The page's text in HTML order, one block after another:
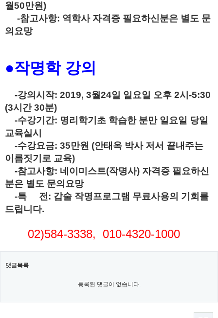
월50만원)
-참고사항: 역학사 자격증 필요하신분은 별도 문
의요망
●작명학 강의
-강의시작: 2019, 3월24일 일요일 오후 2시-5:30
(3시간 30분)
-수강기간: 명리학기초 학습한 분만 일요일 당일
교육실시
-수강요금: 35만원 (안태옥 박사 저서 끝내주는
이름짓기로 교육)
-참고사항: 네이미스트(작명사) 자격증 필요하신
분은 별도 문의요망
-특 전: 갑술 작명프로그램 무료사용의 기회를
드립니다.
02)584-3338, 010-4320-1000
댓글목록
등록된 댓글이 없습니다.